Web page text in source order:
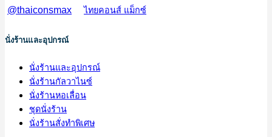
@thaiconsmax ไทยคอนส์ แม็กซ์
นั่งร้านและอุปกรณ์
นั่งร้านและอุปกรณ์
นั่งร้านกัลวาไนซ์
นั่งร้านหอเลื่อน
ชุดนั่งร้าน
นั่งร้านสั่งทำพิเศษ